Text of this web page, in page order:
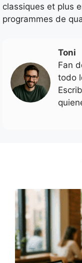
classiques et plus
programmes de
Toni
Fan
todo